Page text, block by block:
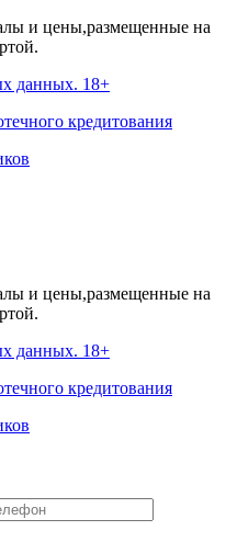
и цены,размещенные на
данных. 18+
кредитования
и цены,размещенные на
данных. 18+
кредитования